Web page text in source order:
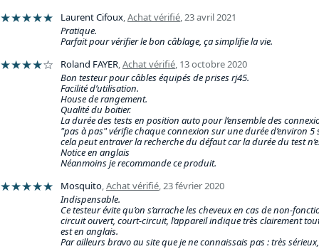
★★★★★ Laurent Cifoux,Achat vérifié,23 avril 2021
Pratique.
Parfait pour vérifier le bon câblage, ça simplifie la vie.
★★★★☆ Roland FAYER,Achat vérifié, 13 octobre 2020
Bon testeur pour câbles équipés de prises rj45.
Facilité d’utilisation.
House de rangement.
Qualité du boitier.
La durée des tests en position auto pour l’ensemble des
"pas à pas" vérifie chaque connexion sur une durée d’environ
cela peut entraver la recherche du défaut car la durée du test
Notice en anglais
Néanmoins je recommande ce produit.
★★★★★ Mosquito,Achat vérifié,23 février 2020
Indispensable.
Ce testeur évite qu’on s’arrache les cheveux en cas de non-
circuit ouvert, court-circuit, l’appareil indique très clairement
est en anglais.
Par ailleurs bravo au site que je ne connaissais pas : très